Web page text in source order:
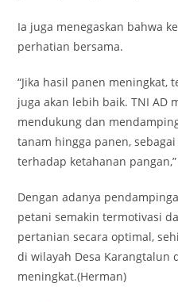
Ia juga menegaskan bahwa
perhatian bersama.
“Jika hasil panen meningkat,
juga akan lebih baik. TNI AD
mendukung dan
tanam hingga panen,
terhadap ketahanan
Dengan adanya
petani semakin termotivasi
pertanian secara optimal,
di wilayah Desa Karangtalun
meningkat.(Herman)